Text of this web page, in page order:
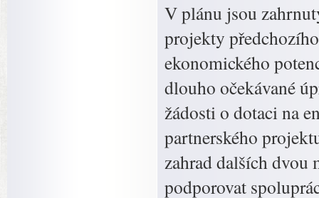
V plánu jsou
projekty
ekonomického
dlouho očekávané
žádosti o dotaci na
partnerského
zahrad dalších dvou
podporovat